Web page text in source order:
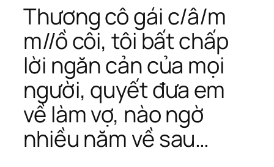
Thương cô gái c/â/m
m//ồ côi, tôi bất chấp
lời ngăn cản của mọi
người, quyết đưa em
về làm vợ, nào ngờ
nhiều năm về sau…